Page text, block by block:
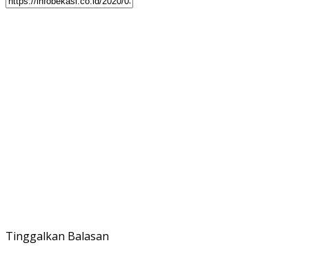
Tinggalkan Balasan